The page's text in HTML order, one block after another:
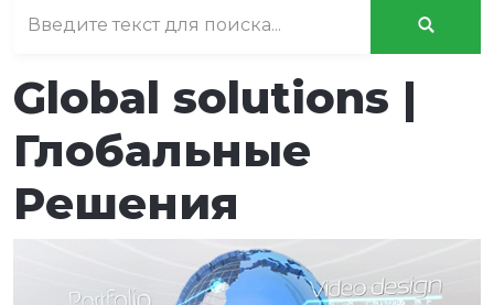
Global solutions |
Глобальные
Решения